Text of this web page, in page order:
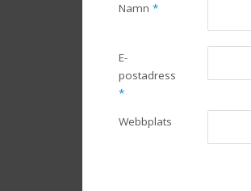
Namn *
E-
postadress
*
Webbplats